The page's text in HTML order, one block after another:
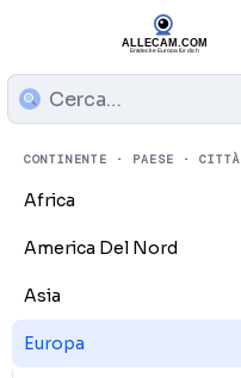
CONTINENTE · PAESE · CITTÀ
Africa
America Del Nord
Asia
Europa